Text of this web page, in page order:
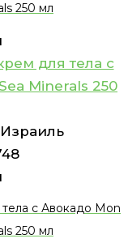
250 мл
для тела с
Minerals 250
с Авокадо Mon
250 мл